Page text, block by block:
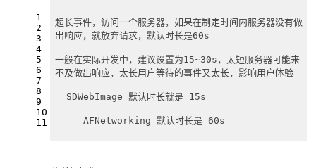
1
2
3
4
5
6
7
8
9
10
11
超长事件，访问一个服务器，如果在制定时间内服务器没有做
出响应，就放弃请求，默认时长是60s
一般在实际开发中，建议设置为15~30s，太短服务器可能来
不及做出响应，太长用户等待的事件又太长，影响用户体验
  SDWebImage 默认时长就是 15s
     AFNetworking 默认时长是 60s